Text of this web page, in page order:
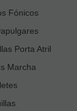
Fónicos
Porta Atril
Marcha